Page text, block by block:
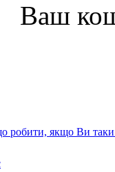
Ваш
робити, якщо Ви